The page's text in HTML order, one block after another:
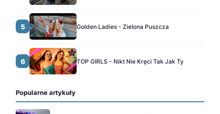
5 Golden Ladies - Zielona Puszcza
6 TOP GIRLS - Nikt Nie Kręci Tak Jak Ty
Popularne artykuły